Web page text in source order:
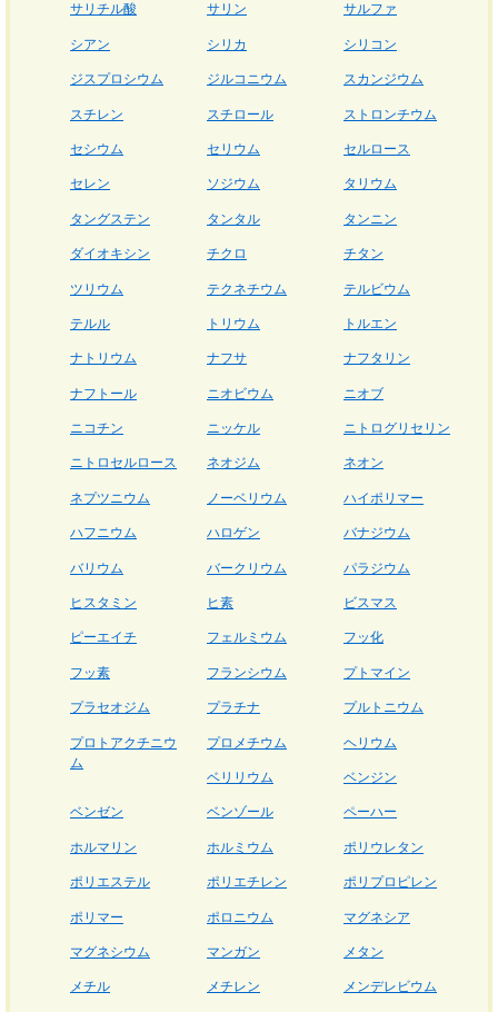
サリチル酸 サリン サルファ
シアン シリカ シリコン
ジスプロシウム ジルコニウム スカンジウム
スチレン スチロール ストロンチウム
セシウム セリウム セルロース
セレン ソジウム タリウム
タングステン タンタル タンニン
ダイオキシン チクロ チタン
ツリウム テクネチウム テルビウム
テルル トリウム トルエン
ナトリウム ナフサ ナフタリン
ナフトール ニオビウム ニオブ
ニコチン ニッケル ニトログリセリン
ニトロセルロース ネオジム ネオン
ネプツニウム ノーベリウム ハイポリマー
ハフニウム ハロゲン バナジウム
バリウム バークリウム パラジウム
ヒスタミン ヒ素 ビスマス
ピーエイチ フェルミウム フッ化
フッ素 フランシウム プトマイン
プラセオジム プラチナ プルトニウム
プロトアクチニウ
ム
プロメチウム ヘリウム
ベリリウム ベンジン
ベンゼン ベンゾール ペーハー
ホルマリン ホルミウム ポリウレタン
ポリエステル ポリエチレン ポリプロピレン
ポリマー ポロニウム マグネシア
マグネシウム マンガン メタン
メチル メチレン メンデレビウム